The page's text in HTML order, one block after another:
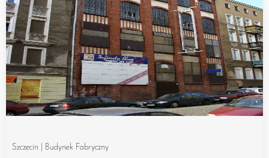
Szczecin | Budynek Fabryczny